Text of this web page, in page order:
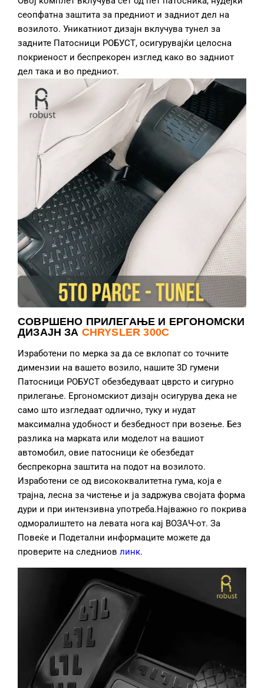
сеопфатна заштита за предниот и задниот дел на
возилото. Уникатниот дизајн вклучува тунел за
задните Патосници РОБУСТ, осигурувајќи целосна
покриеност и беспрекорен изглед како во задниот
дел така и во предниот.
СОВРШЕНО ПРИЛЕГАЊЕ И ЕРГОНОМСКИ
ДИЗАЈН ЗА CHRYSLER 300C
Изработени по мерка за да се вклопат со точните
димензии на вашето возило, нашите 3D гумени
Патосници РОБУСТ обезбедуваат цврсто и сигурно
прилегање. Ергономскиот дизајн осигурува дека не
само што изгледаат одлично, туку и нудат
максимална удобност и безбедност при возење. Без
разлика на марката или моделот на вашиот
автомобил, овие патосници ќе обезбедат
беспрекорна заштита на подот на возилото.
Изработени се од висококвалитетна гума, која е
трајна, лесна за чистење и ја задржува својата форма
дури и при интензивна употреба.Најважно го покрива
одморалиштето на левата нога кај ВОЗАЧ-от. За
Повеќе и Подетални информаците можете да
проверите на следниов линк.